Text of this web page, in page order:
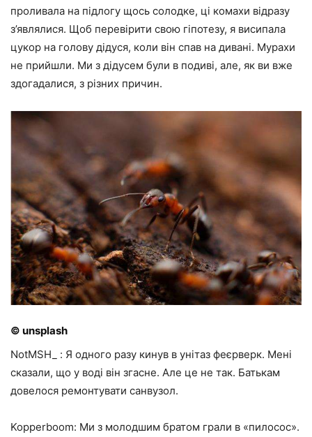
проливала на підлогу щось солодке, ці комахи відразу
з’являлися. Щоб перевірити свою гіпотезу, я висипала
цукор на голову дідуся, коли він спав на дивані. Мурахи
не прийшли. Ми з дідусем були в подиві, але, як ви вже
здогадалися, з різних причин.
© unsplash
NotMSH_ : Я одного разу кинув в унітаз феєрверк. Мені
сказали, що у воді він згасне. Але це не так. Батькам
довелося ремонтувати санвузол.
Kopperboom: Ми з молодшим братом грали в «пилосос».